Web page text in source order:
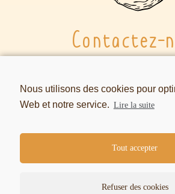
Contactez-
tel :06 85 12 86
© Comptoir de la Noix 2024
Nous utilisons des cookies pour
Web et notre service. Lire la suite
Tout accepter
Refuser des cookies